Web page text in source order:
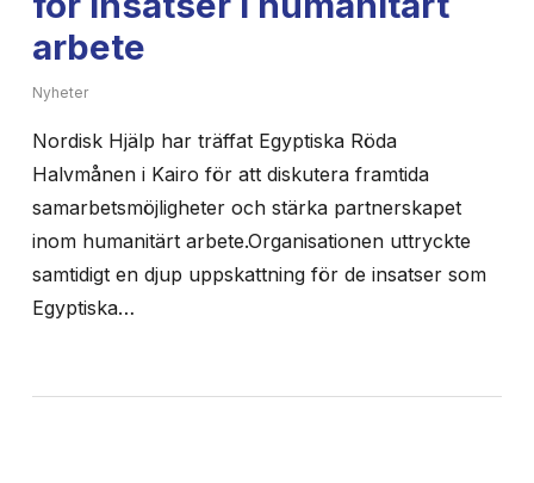
arbete
Nyheter
Nordisk Hjälp har träffat Egyptiska Röda
Halvmånen i Kairo för att diskutera framtida
samarbetsmöjligheter och stärka partnerskapet
inom humanitärt arbete.Organisationen uttryckte
samtidigt en djup uppskattning för de insatser som
Egyptiska…